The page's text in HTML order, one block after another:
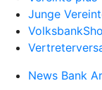
Junge
News Bank